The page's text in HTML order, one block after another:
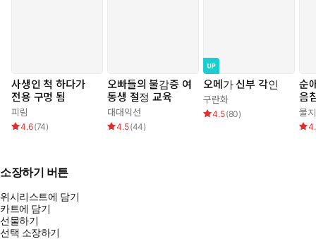
사생인 척 하다가
전용 구멍 됨
피림
4.6(74)
오빠들의 불감증 여
동생 절정 교육
대대익선
4.5(44)
오메가 신부 각인
구란화
4.5(80)
순
음
물
소장하기 버튼
위시리스트에 담기
카트에 담기
선물하기
선택 소장하기